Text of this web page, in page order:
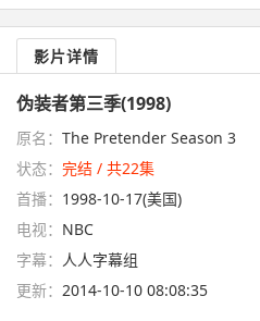
影片详情
伪装者第三季(1998)
原名： The Pretender Season 3
状态： 完结 / 共22集
首播： 1998-10-17(美国)
电视： NBC
字幕： 人人字幕组
更新： 2014-10-10 08:08:35